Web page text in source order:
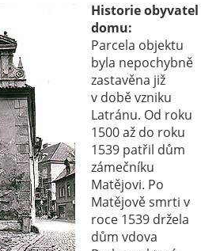
Historie obyvatel
domu:
Parcela objektu
byla nepochybně
zastavěna již
v době vzniku
Latránu. Od roku
1500 až do roku
1539 patřil dům
zámečníku
Matějovi. Po
Matějově smrti v
roce 1539 držela
dům vdova